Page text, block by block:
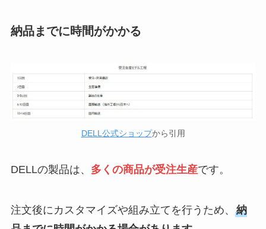
納品までに時間がかかる
DELL公式ショップから引用
DELLの製品は、 多くの商品が受注生産です。
注文後にカスタマイズや組み立てを行うため、 納